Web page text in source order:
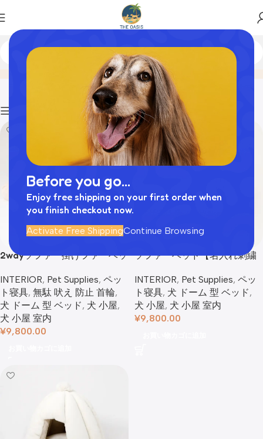
Before you go...
Enjoy free shipping on your first order when
you finish checkout now.
Activate Free ShippingContinue Browsing
ペット寝具 Home 商品
2wayソファー掛けファーベッ
INTERIOR, Pet Supplies, ペッ
ト寝具, 無駄 吠え 防止 首輪,
犬 ドーム 型 ベッド​, 犬 小屋,
犬 小屋 室内
¥9,800.00
ソファーベッド【名入れ刺繍
INTERIOR, Pet Supplies, ペッ
ト寝具, 犬 ドーム 型 ベッド​,
犬 小屋, 犬 小屋 室内
¥9,800.00